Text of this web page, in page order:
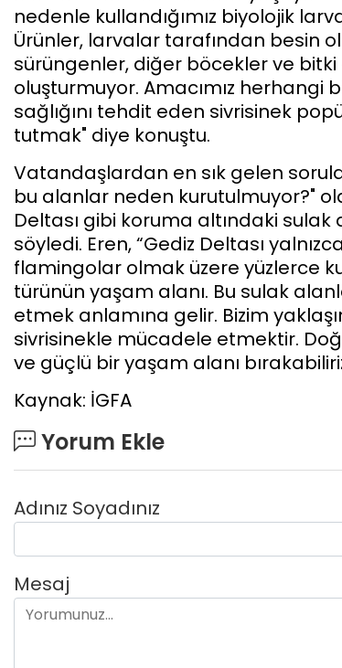
nedenle kullandığımız biyolojik
Ürünler, larvalar tarafından besin
sürüngenler, diğer böcekler ve
oluşturmuyor. Amacımız herhangi
sağlığını tehdit eden sivrisinek
tutmak" diye konuştu.
Vatandaşlardan en sık gelen
bu alanlar neden kurutulmuyor?"
Deltası gibi koruma altındaki sulak
söyledi. Eren, “Gediz Deltası
flamingolar olmak üzere yüzlerce
türünün yaşam alanı. Bu sulak
etmek anlamına gelir. Bizim
sivrisinekle mücadele etmektir.
ve güçlü bir yaşam alanı
Kaynak: İGFA
Yorum Ekle
Adınız Soyadınız
Mesaj